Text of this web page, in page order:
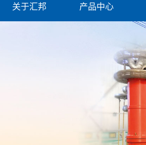
关于汇邦 产品中心
物资检测试验装置